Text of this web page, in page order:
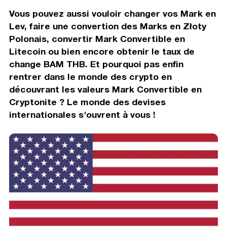
Vous pouvez aussi vouloir changer vos Mark en
Lev, faire une convertion des Marks en Złoty
Polonais, convertir Mark Convertible en
Litecoin ou bien encore obtenir le taux de
change BAM THB. Et pourquoi pas enfin
rentrer dans le monde des crypto en
découvrant les valeurs Mark Convertible en
Cryptonite ? Le monde des devises
internationales s'ouvrent à vous !